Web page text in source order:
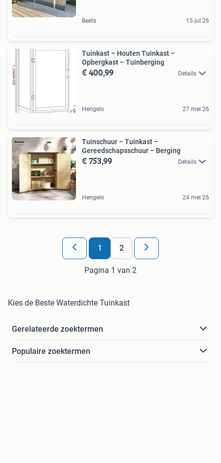
Beets 15 jul 26
Tuinkast – Houten Tuinkast –
Opbergkast – Tuinberging
€ 400,99 Details
Hengelo 27 mei 26
Tuinschuur – Tuinkast –
Gereedschapsschuur – Berging
€ 753,99 Details
Hengelo 24 mei 26
1 2
Pagina 1 van 2
Kies de Beste Waterdichte Tuinkast
Gerelateerde zoektermen
Populaire zoektermen